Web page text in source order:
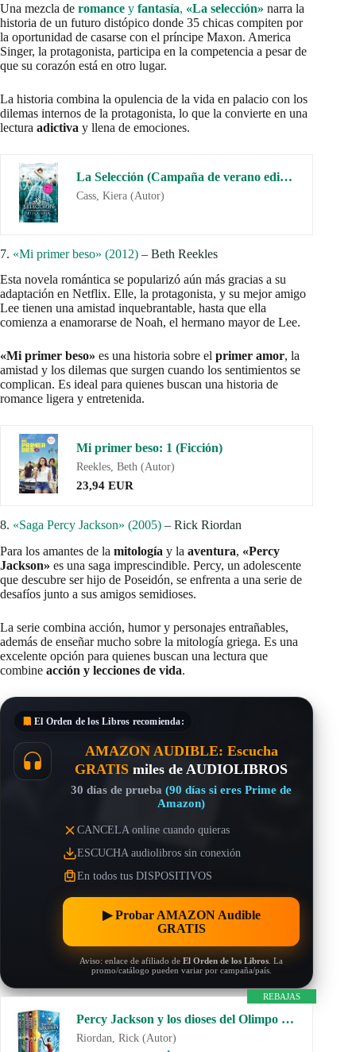
Una mezcla de romance y fantasía, «La selección» narra la
historia de un futuro distópico donde 35 chicas compiten por
la oportunidad de casarse con el príncipe Maxon. America
Singer, la protagonista, participa en la competencia a pesar de
que su corazón está en otro lugar.
La historia combina la opulencia de la vida en palacio con los
dilemas internos de la protagonista, lo que la convierte en una
lectura adictiva y llena de emociones.
La Selección (Campaña de verano edición limitada) (La Selección 1) (Campaña Ahora por menos)
Cass, Kiera (Autor)
7. «Mi primer beso» (2012) – Beth Reekles
Esta novela romántica se popularizó aún más gracias a su
adaptación en Netflix. Elle, la protagonista, y su mejor amigo
Lee tienen una amistad inquebrantable, hasta que ella
comienza a enamorarse de Noah, el hermano mayor de Lee.
«Mi primer beso» es una historia sobre el primer amor, la
amistad y los dilemas que surgen cuando los sentimientos se
complican. Es ideal para quienes buscan una historia de
romance ligera y entretenida.
Mi primer beso: 1 (Ficción)
Reekles, Beth (Autor)
23,94 EUR
8. «Saga Percy Jackson» (2005) – Rick Riordan
Para los amantes de la mitología y la aventura, «Percy
Jackson» es una saga imprescindible. Percy, un adolescente
que descubre ser hijo de Poseidón, se enfrenta a una serie de
desafíos junto a sus amigos semidioses.
La serie combina acción, humor y personajes entrañables,
además de enseñar mucho sobre la mitología griega. Es una
excelente opción para quienes buscan una lectura que
combine acción y lecciones de vida.
El Orden de los Libros recomienda:
AMAZON AUDIBLE: Escucha
GRATIS miles de AUDIOLIBROS
30 días de prueba(90 días si eres Prime de
Amazon)
CANCELA online cuando quieras
ESCUCHA audiolibros sin conexión
En todos tus DISPOSITIVOS
▶︎ Probar AMAZON Audible
GRATIS
Aviso: enlace de afiliado deEl Orden de los Libros . La
promo/catálogo pueden variar por campaña/país.
REBAJAS
Percy Jackson y los dioses del Olimpo – La serie completa: (pack con: El ladrón del rayo | El mar de los monstruos | La maldición del Titán (Salamandra Bolsillo)
Riordan, Rick (Autor)